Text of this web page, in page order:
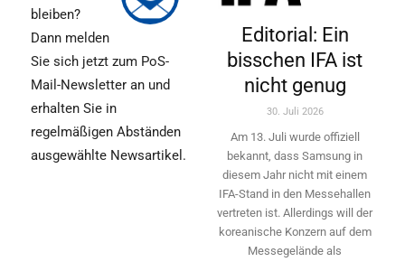
bleiben?
Dann melden
Sie sich jetzt zum PoS-
Mail-Newsletter an und
erhalten Sie in
regelmäßigen Abständen
ausgewählte Newsartikel.
Editorial: Ein
bisschen IFA ist
nicht genug
30. Juli 2026
Am 13. Juli wurde offiziell
bekannt, dass Samsung in
diesem Jahr nicht mit einem
IFA-Stand in den Messehallen
vertreten ist. Allerdings will ­der
koreanische Konzern auf dem
Messegelände als